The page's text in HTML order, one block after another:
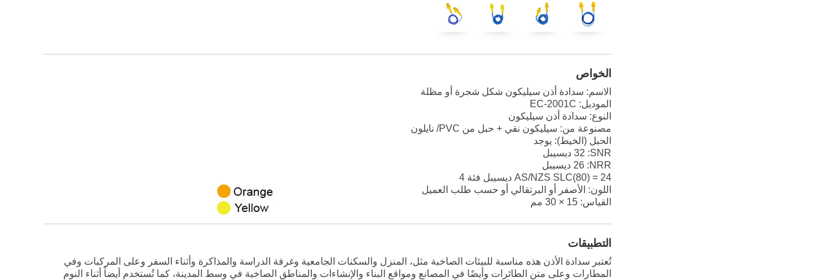
الخواص
الاسم: سدادة أذن سيليكون شكل شجرة أو مظلة
الموديل: EC-2001C
النوع: سدادة أذن سيليكون
مصنوعة من: سيليكون نقي + حبل من PVC/ نايلون
الحبل (الخيط): يوجد
SNR: 32 ديسيبل
NRR: 26 ديسيبل
AS/NZS SLC(80) = 24 ديسيبل فئة 4
اللون: الأصفر أو البرتقالي أو حسب طلب العميل
القياس: 15 × 30 مم
التطبيقات
تُعتبر سدادة الأذن هذه مناسبة للبيئات الصاخبة مثل، المنزل والسكنات الجامعية وغرفة الدراسة والمذاكرة وأثناء السفر وعلى المركبات وفي
المطارات وعلى متن الطائرات وأيضًا في المصانع ومواقع البناء والإنشاءات والمناطق الصاخبة في وسط المدينة، كما تُستخدم أيضاً أثناء النوم